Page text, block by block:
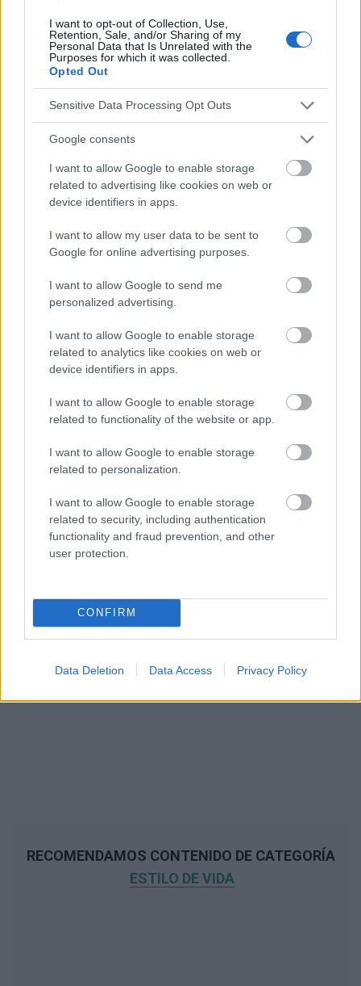
I want to opt-out of Collection, Use,
Retention, Sale, and/or Sharing of my
Personal Data that Is Unrelated with the
Purposes for which it was collected.
Opted Out
Sensitive Data Processing Opt Outs
Google consents
I want to allow Google to enable storage
related to advertising like cookies on web or
device identifiers in apps.
I want to allow my user data to be sent to
Google for online advertising purposes.
I want to allow Google to send me
personalized advertising.
I want to allow Google to enable storage
related to analytics like cookies on web or
device identifiers in apps.
I want to allow Google to enable storage
related to functionality of the website or app.
I want to allow Google to enable storage
related to personalization.
I want to allow Google to enable storage
related to security, including authentication
functionality and fraud prevention, and other
user protection.
CONFIRM
Data Deletion Data Access Privacy Policy
Mira también en la lengua english
El contenido y los materiales de este sitio son de carácter
educativo e informativo. El editor y los redactores del sitio no son
responsables de los efectos de su aplicación. Antes de aplicar
los consejos y sugerencias incluidos en este sitio web consúltalo
Publicidad:
RECOMENDAMOS CONTENIDO DE CATEGORÍA
ESTILO DE VIDA